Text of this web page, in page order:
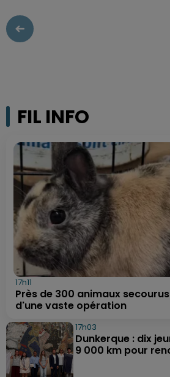
FIL INFO
17h11
Près de 300 animaux
d'une vaste opération
17h03
Dunkerque : dix
9 000 km pour